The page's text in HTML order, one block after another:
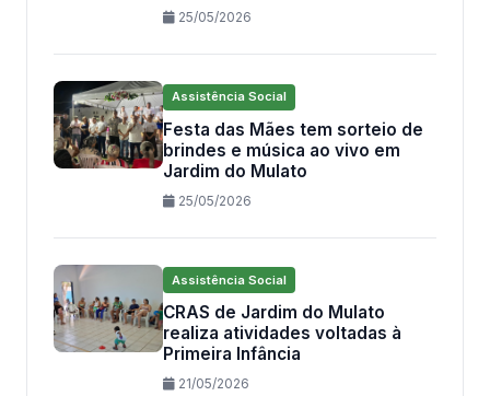
25/05/2026
Assistência Social
Festa das Mães tem sorteio de
brindes e música ao vivo em
Jardim do Mulato
25/05/2026
Assistência Social
CRAS de Jardim do Mulato
realiza atividades voltadas à
Primeira Infância
21/05/2026